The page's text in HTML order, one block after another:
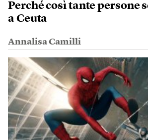
Perché così tante persone
a Ceuta
Annalisa Camilli